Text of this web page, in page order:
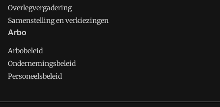
Overlegvergadering
Samenstelling en verkiezingen
Arbo
Arbobeleid
Ondernemingsbeleid
Personeelsbeleid